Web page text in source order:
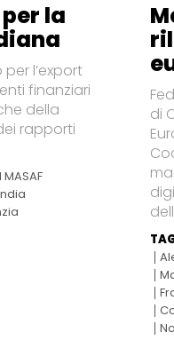
la
l’export
finanziari
della
rapporti
di